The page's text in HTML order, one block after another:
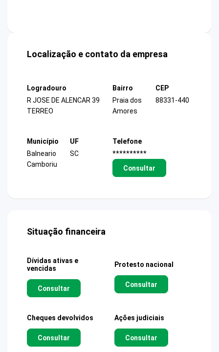
Localização e contato da empresa
Logradouro
R JOSE DE ALENCAR 39
TERREO
Bairro
Praia dos
Amores
CEP
88331-440
Município
Balneario
Camboriu
UF
SC
Telefone
**********
Consultar
Situação financeira
Dívidas ativas e
vencidas
Consultar
Protesto nacional
Consultar
Cheques devolvidos
Consultar
Ações judiciais
Consultar